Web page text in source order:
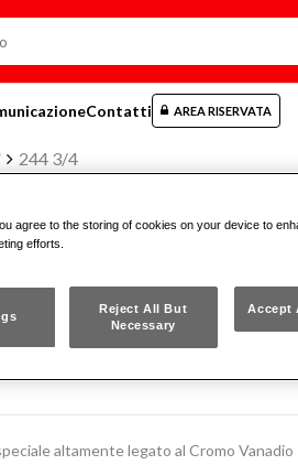
244 3/4
Contatti AREA RISERVATA
4
altamente legato al Cromo Vanadio
agree to the storing of cookies on your device to
efforts.
Reject All But
Necessary
Accept